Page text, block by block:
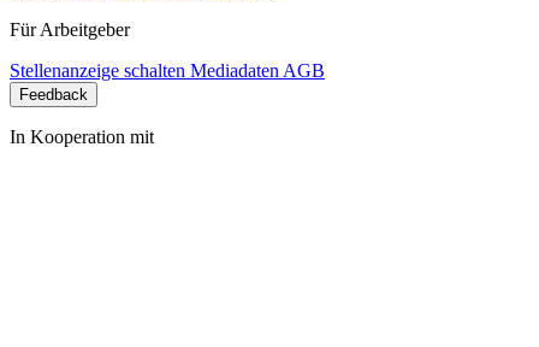
Für Arbeitgeber
Stellenanzeige schalten Mediadaten AGB
Feedback
In Kooperation mit